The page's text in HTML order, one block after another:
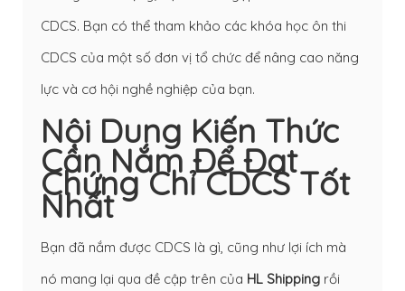
CDCS. Bạn có thể tham khảo các khóa học ôn thi
CDCS của một số đơn vị tổ chức để nâng cao năng
lực và cơ hội nghề nghiệp của bạn.
Nội Dung Kiến Thức
Cần Nắm Để Đạt
Chứng Chỉ CDCS Tốt
Nhất
Bạn đã nắm được CDCS là gì, cũng như lợi ích mà
nó mang lại qua đề cập trên của HL Shipping rồi